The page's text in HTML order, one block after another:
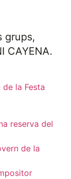
grups,
CAYENA.
la Festa
reserva del
de la